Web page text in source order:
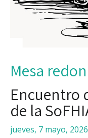
Mesa
Encuentro
de la
jueves, 7 mayo, 2026